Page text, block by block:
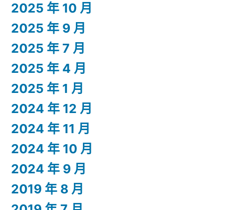
2025 年 10 月
2025 年 9 月
2025 年 7 月
2025 年 4 月
2025 年 1 月
2024 年 12 月
2024 年 11 月
2024 年 10 月
2024 年 9 月
2019 年 8 月